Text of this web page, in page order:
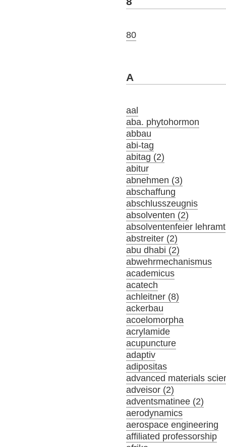
80
A
aal
aba. phytohormon
abbau
abi-tag
abitag (2)
abitur
abnehmen (3)
abschaffung
abschlusszeugnis
absolventen (2)
absolventenfeier lehramt
abstreiter (2)
abu dhabi (2)
abwehrmechanismus
academicus
acatech
achleitner (8)
ackerbau
acoelomorpha
acrylamide
acupuncture
adaptiv
adipositas
advanced materials
adveisor (2)
adventsmatinee (2)
aerodynamics
aerospace engineering
affiliated professorship